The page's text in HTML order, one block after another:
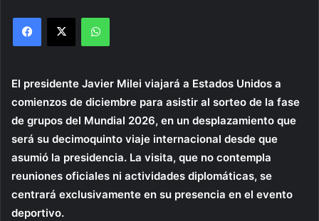
Facebook
X WhatsApp
El presidente Javier Milei viajará a Estados Unidos a
comienzos de diciembre para asistir al sorteo de la fase
de grupos del Mundial 2026, en un desplazamiento que
será su decimoquinto viaje internacional desde que
asumió la presidencia. La visita, que no contempla
reuniones oficiales ni actividades diplomáticas, se
centrará exclusivamente en su presencia en el evento
deportivo.